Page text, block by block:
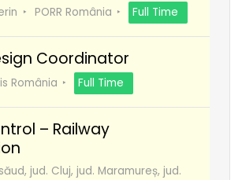
PORR România Full Time
Coordinator
România Full Time
– Railway
jud. Cluj, jud. Maramureș, jud.